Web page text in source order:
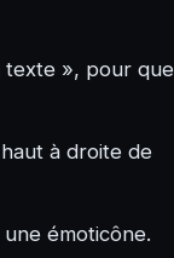
texte », pour que
à droite de
émoticône.